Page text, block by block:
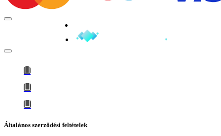
Általános szerződési feltételek